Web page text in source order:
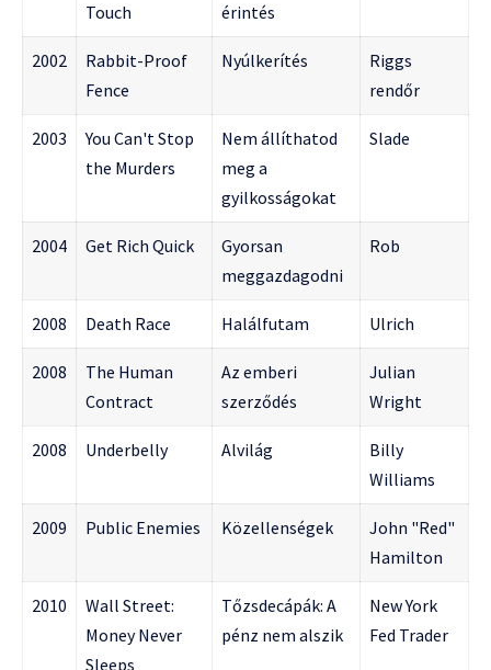
Touch
érintés
2002
Rabbit-Proof
Fence
Nyúlkerítés
Riggs
rendőr
2003
You Can't Stop
the Murders
Nem állíthatod
meg a
gyilkosságokat
Slade
2004 Get Rich Quick
Gyorsan
meggazdagodni
Rob
2008 Death Race Halálfutam Ulrich
2008
The Human
Contract
Az emberi
szerződés
Julian
Wright
2008 Underbelly Alvilág
Billy
Williams
2009 Public Enemies Közellenségek
John "Red"
Hamilton
2010
Wall Street:
Money Never
Sleeps
Tőzsdecápák: A
pénz nem alszik
New York
Fed Trader